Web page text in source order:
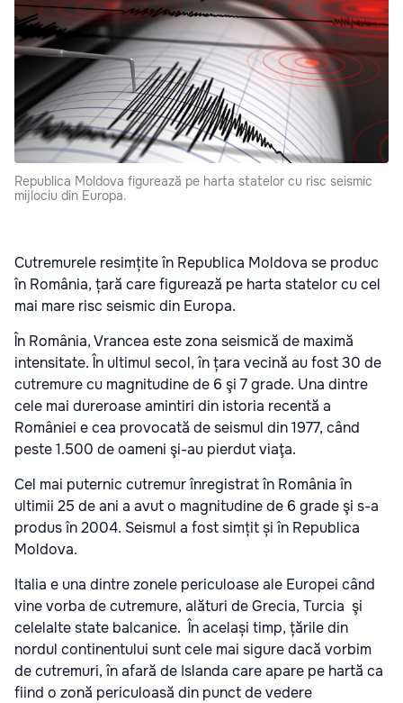
Republica Moldova figurează pe harta statelor cu risc seismic
mijlociu din Europa.
Cutremurele resimțite în Republica Moldova se produc
în România, țară care figurează pe harta statelor cu cel
mai mare risc seismic din Europa.
În România, Vrancea este zona seismică de maximă
intensitate. În ultimul secol, în țara vecină au fost 30 de
cutremure cu magnitudine de 6 şi 7 grade. Una dintre
cele mai dureroase amintiri din istoria recentă a
României e cea provocată de seismul din 1977, când
peste 1.500 de oameni şi-au pierdut viaţa.
Cel mai puternic cutremur înregistrat în România în
ultimii 25 de ani a avut o magnitudine de 6 grade şi s-a
produs în 2004. Seismul a fost simțit și în Republica
Moldova.
Italia e una dintre zonele periculoase ale Europei când
vine vorba de cutremure, alături de Grecia, Turcia şi
celelalte state balcanice. În același timp, țările din
nordul continentului sunt cele mai sigure dacă vorbim
de cutremuri, în afară de Islanda care apare pe hartă ca
fiind o zonă periculoasă din punct de vedere